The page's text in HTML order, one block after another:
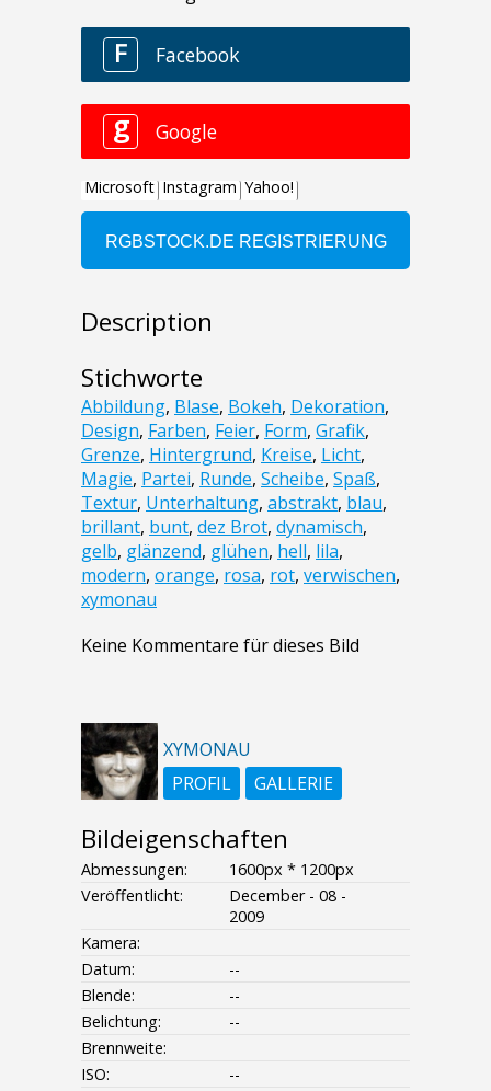
Description
Stichworte
Abbildung, Blase, Bokeh, Dekoration,
Design, Farben, Feier, Form, Grafik,
Grenze, Hintergrund, Kreise, Licht,
Magie, Partei, Runde, Scheibe, Spaß,
Textur, Unterhaltung, abstrakt, blau,
brillant, bunt, dez Brot, dynamisch,
gelb, glänzend, glühen, hell, lila,
modern, orange, rosa, rot, verwischen,
xymonau
Keine Kommentare für dieses Bild
XYMONAU
PROFIL
GALLERIE
Bildeigenschaften
Abmessungen:
1600px * 1200px
Veröffentlicht:
December - 08 -
2009
Kamera:
Datum:
--
Blende:
--
Belichtung:
--
Brennweite:
ISO:
--